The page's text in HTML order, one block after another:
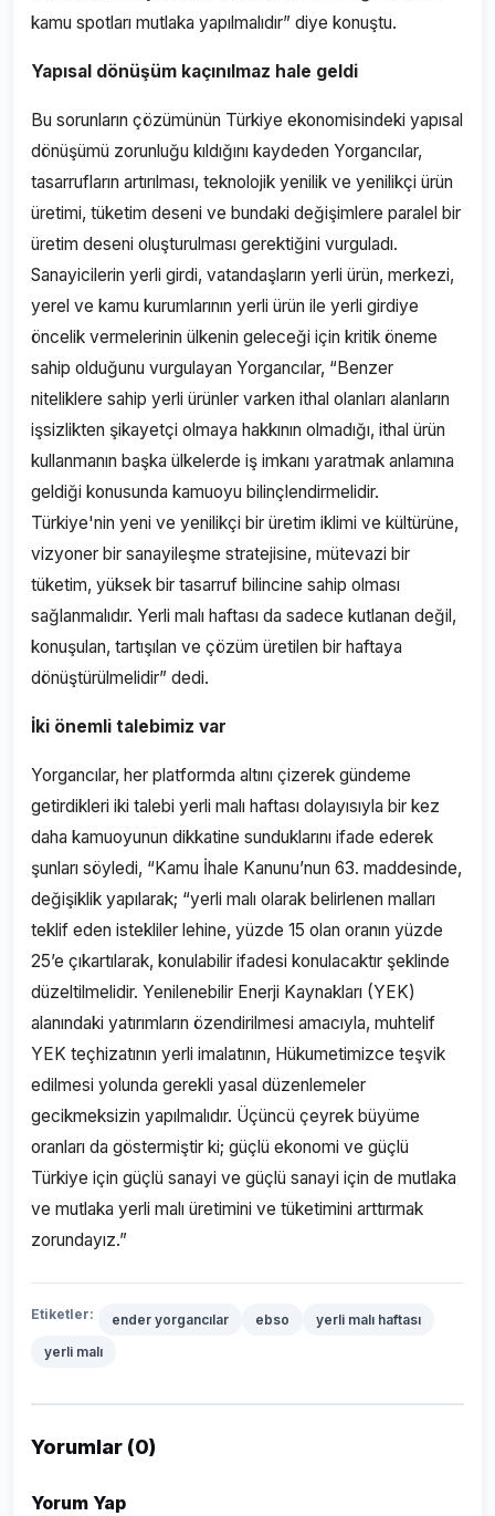
kamu spotları mutlaka yapılmalıdır” diye konuştu.
Yapısal dönüşüm kaçınılmaz hale geldi
Bu sorunların çözümünün Türkiye ekonomisindeki yapısal
dönüşümü zorunluğu kıldığını kaydeden Yorgancılar,
tasarrufların artırılması, teknolojik yenilik ve yenilikçi ürün
üretimi, tüketim deseni ve bundaki değişimlere paralel bir
üretim deseni oluşturulması gerektiğini vurguladı.
Sanayicilerin yerli girdi, vatandaşların yerli ürün, merkezi,
yerel ve kamu kurumlarının yerli ürün ile yerli girdiye
öncelik vermelerinin ülkenin geleceği için kritik öneme
sahip olduğunu vurgulayan Yorgancılar, “Benzer
niteliklere sahip yerli ürünler varken ithal olanları alanların
işsizlikten şikayetçi olmaya hakkının olmadığı, ithal ürün
kullanmanın başka ülkelerde iş imkanı yaratmak anlamına
geldiği konusunda kamuoyu bilinçlendirmelidir.
Türkiye'nin yeni ve yenilikçi bir üretim iklimi ve kültürüne,
vizyoner bir sanayileşme stratejisine, mütevazi bir
tüketim, yüksek bir tasarruf bilincine sahip olması
sağlanmalıdır. Yerli malı haftası da sadece kutlanan değil,
konuşulan, tartışılan ve çözüm üretilen bir haftaya
dönüştürülmelidir” dedi.
İki önemli talebimiz var
Yorgancılar, her platformda altını çizerek gündeme
getirdikleri iki talebi yerli malı haftası dolayısıyla bir kez
daha kamuoyunun dikkatine sunduklarını ifade ederek
şunları söyledi, “Kamu İhale Kanunu’nun 63. maddesinde,
değişiklik yapılarak; “yerli malı olarak belirlenen malları
teklif eden istekliler lehine, yüzde 15 olan oranın yüzde
25’e çıkartılarak, konulabilir ifadesi konulacaktır şeklinde
düzeltilmelidir. Yenilenebilir Enerji Kaynakları (YEK)
alanındaki yatırımların özendirilmesi amacıyla, muhtelif
YEK teçhizatının yerli imalatının, Hükumetimizce teşvik
edilmesi yolunda gerekli yasal düzenlemeler
gecikmeksizin yapılmalıdır. Üçüncü çeyrek büyüme
oranları da göstermiştir ki; güçlü ekonomi ve güçlü
Türkiye için güçlü sanayi ve güçlü sanayi için de mutlaka
ve mutlaka yerli malı üretimini ve tüketimini arttırmak
zorundayız.”
Etiketler: ender yorgancılar ebso
yerli malı haftası
yerli malı
Yorumlar (0)
Yorum Yap